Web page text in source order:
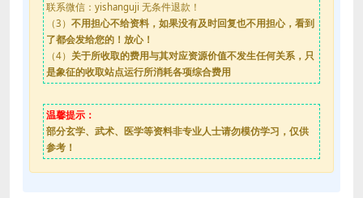
联系微信：yishanguji 无条件退款！
（3） 不用担心不给资料，如果没有及时回复也不用担心，看到
了都会发给您的！放心！
（4） 关于所收取的费用与其对应资源价值不发生任何关系，只
是象征的收取站点运行所消耗各项综合费用
温馨提示：
部分玄学、武术、医学等资料非专业人士请勿模仿学习，仅供
参考！